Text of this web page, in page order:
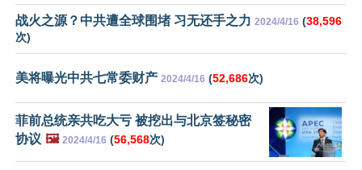
战火之源？中共遭全球围堵 习无还手之力 2024/4/16 (38,596
次)
美将曝光中共七常委财产 2024/4/16 (52,686次)
菲前总统亲共吃大亏 被挖出与北京签秘密
协议 🖼️ 2024/4/16 (56,568次)